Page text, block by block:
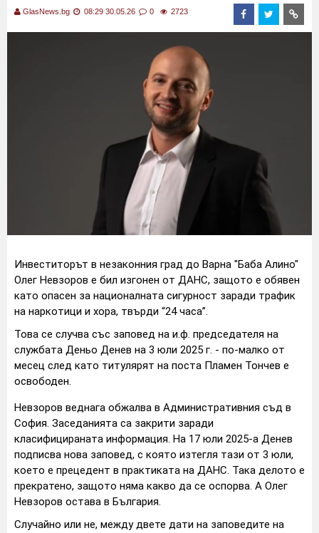
GlasNews.bg 08:29 30.05.26 0 2723
Инвеститорът в незаконния град до Варна "Баба Алино"
Олег Невзоров е бил изгонен от ДАНС, защото е обявен
като опасен за националната сигурност заради трафик
на наркотици и хора, твърди “24 часа”.
Това се случва със заповед на и.ф. председателя на
службата Деньо Денев на 3 юли 2025 г. - по-малко от
месец след като титулярят на поста Пламен Тончев е
освободен.
Невзоров веднага обжалва в Административния съд в
София. Заседанията са закрити заради
класифицираната информация. На 17 юли 2025-а Денев
подписва нова заповед, с която изтегля тази от 3 юли,
което е прецедент в практиката на ДАНС. Така делото е
прекратено, защото няма какво да се оспорва. А Олег
Невзоров остава в България.
Случайно или не, между двете дати на заповедите на